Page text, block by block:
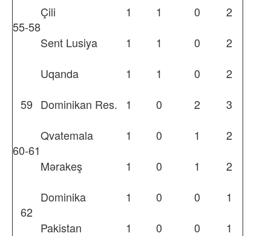
55-58
Çili
1 1 0
2
Sent Lusiya
1 1 0
2
Uqanda
1 1 0
2
59 Dominikan Res. 1 0 2 3
60-61
Qvatemala 1 0 1
2
Mərakeş
1 0 1 2
62
Dominika 1 0 0
1
Pakistan
1 0 0
1